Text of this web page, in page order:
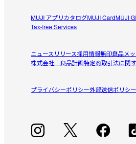
た。今年は妊婦ということもあり、
います。
い！
洗濯も干してすこししたら乾いている
し。色違いがほしいくらいです。
参考になった（0人）
すべてのレビューを見る
MUJI アプリカタログMUJI CardMUJI
Tax-free Services
ニュースリリース採用情報無印良品メ
株式会社 良品計画特定商取引法に関
プライバシーポリシー外部送信ポリシー